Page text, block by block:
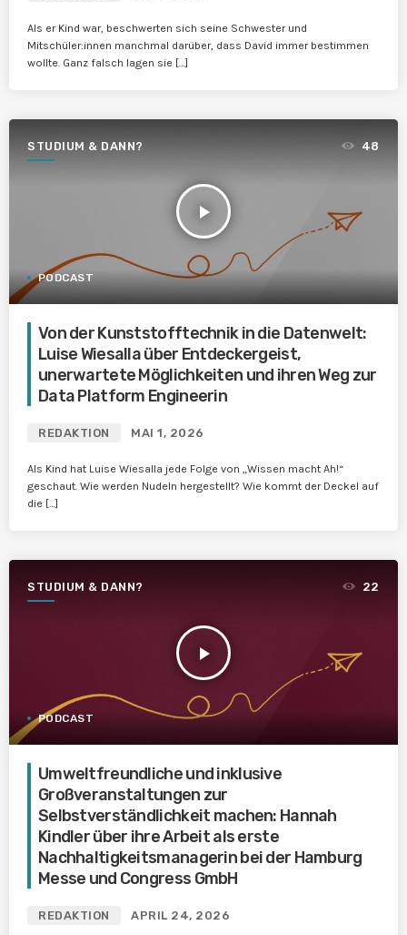
Als er Kind war, beschwerten sich seine Schwester und
Mitschüler:innen manchmal darüber, dass David immer bestimmen
wollte. Ganz falsch lagen sie […]
STUDIUM & DANN?
play_arrow
48
PODCAST
Von der Kunststofftechnik in die Datenwelt:
Luise Wiesalla über Entdeckergeist,
unerwartete Möglichkeiten und ihren Weg zur
Data Platform Engineerin
REDAKTION MAI 1, 2026
Als Kind hat Luise Wiesalla jede Folge von „Wissen macht Ah!“
geschaut. Wie werden Nudeln hergestellt? Wie kommt der Deckel auf
die […]
STUDIUM & DANN?
play_arrow
22
PODCAST
Umweltfreundliche und inklusive
Großveranstaltungen zur
Selbstverständlichkeit machen: Hannah
Kindler über ihre Arbeit als erste
Nachhaltigkeitsmanagerin bei der Hamburg
Messe und Congress GmbH
REDAKTION APRIL 24, 2026